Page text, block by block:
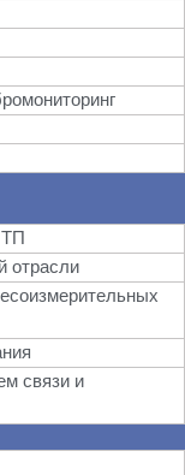
ТП
отрасли
связи и